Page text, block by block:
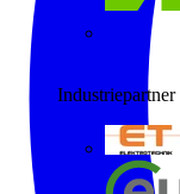
Industriepartner